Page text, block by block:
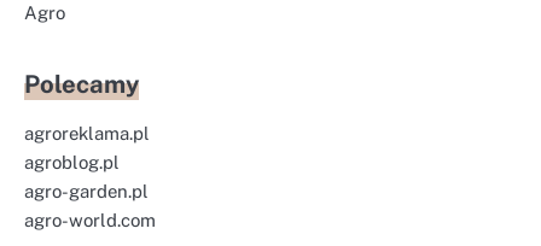
Agro
Polecamy
agroreklama.pl
agroblog.pl
agro-garden.pl
agro-world.com